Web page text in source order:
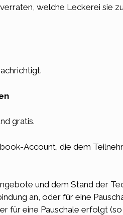
welche Leckerei sie
gratis.
Account, die dem
und dem Stand der
an, oder für eine
für eine Pauschale erfolgt